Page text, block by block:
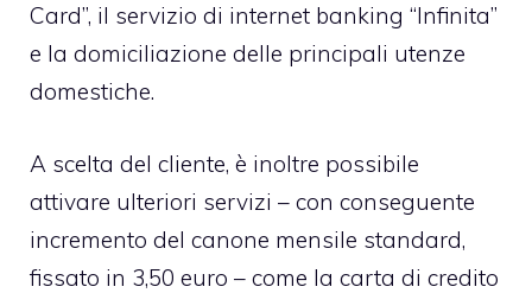
Card”, il servizio di internet banking “Infinita”
e la domiciliazione delle principali utenze
domestiche.
A scelta del cliente, è inoltre possibile
attivare ulteriori servizi – con conseguente
incremento del canone mensile standard,
fissato in 3,50 euro – come la carta di credito